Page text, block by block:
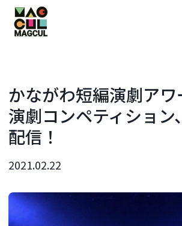
ン
テ
ン
キ
ッ
プ
かながわ短編演劇ア
演劇コンペティション
配信！
2021.02.22